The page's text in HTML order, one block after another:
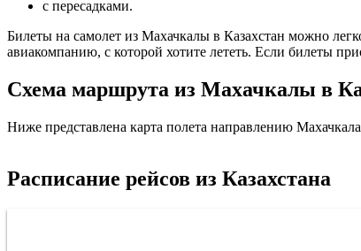
с пересадками.
Билеты на самолет из Махачкалы в Казахстан можно
авиакомпанию, с которой хотите лететь. Если билеты
Схема маршрута из Махачкалы в
Ниже представлена карта полета направлению
Расписание рейсов из Казахстана